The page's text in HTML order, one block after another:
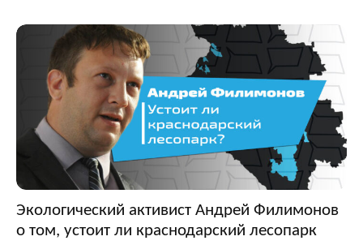
Экологический активист Андрей Филимонов
о том, устоит ли краснодарский лесопарк